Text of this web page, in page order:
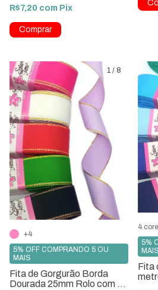
R$7,20 com Pix
Comprar
1 / 8
Fita de Gorgurão Borda
Dourada 25mm Rolo com 10
5% OFF COMPRANDO 5 OU
MAIS
+4
Fita
5%
MAIS
4